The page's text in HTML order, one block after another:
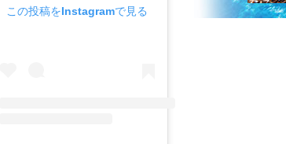
この投稿をInstagramで見る